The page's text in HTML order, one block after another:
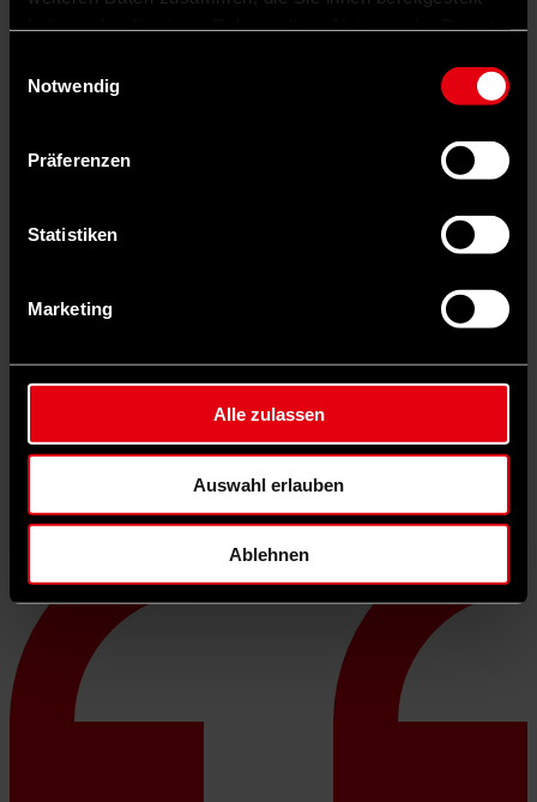
Notwendig
Präferenzen
Statistiken
Marketing
Alle zulassen
Auswahl erlauben
Ablehnen
Die SPD hat sich als als krisenfest bewiesen. Ich bin überzeugt, dass
die Bürgerinnen und Bürger in Sachsen-Anhalt das sehen.